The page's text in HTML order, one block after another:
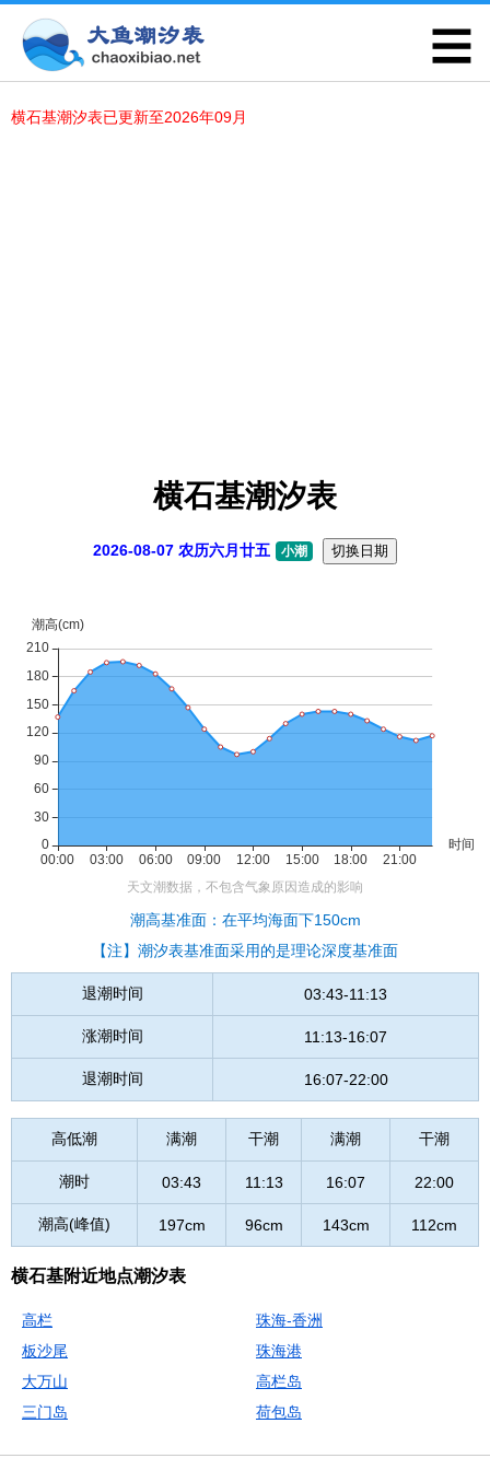
横石基潮汐表已更新至2026年09月
横石基潮汐表
2026-08-07 农历六月廿五 小潮 切换日期
潮高基准面：在平均海面下150cm
【注】潮汐表基准面采用的是理论深度基准面
退潮时间 03:43-11:13
涨潮时间 11:13-16:07
退潮时间 16:07-22:00
高低潮 满潮 干潮 满潮 干潮
潮时 03:43 11:13 16:07 22:00
潮高(峰值) 197cm 96cm 143cm 112cm
横石基附近地点潮汐表
高栏
珠海-香洲
板沙尾
珠海港
大万山
高栏岛
三门岛
荷包岛